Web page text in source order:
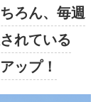
ろん、毎週
れている
ップ！